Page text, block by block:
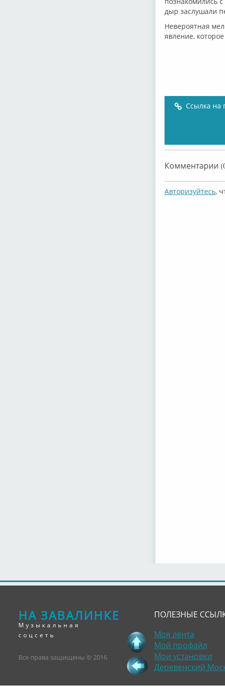
дыр заслушали
Невероятная
явление,
Ссылка на
Комментарии
Авторизуйтесь,
НА ЗАВАЛИНКЕ
Музыкальная
соцсеть
Все права защищены © 2016
ПОЛЕЗНЫЕ
Моя лента
Мой профайл
Мои установки
Деревенский